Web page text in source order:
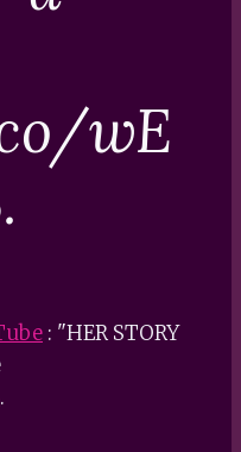
wE
: "HER STORY
.